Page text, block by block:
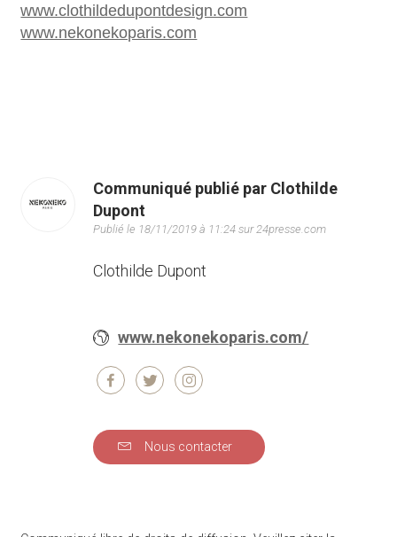
www.clothildedupontdesign.com
www.nekonekoparis.com
Communiqué publié par Clothilde
Dupont
Publié le 18/11/2019 à 11:24 sur 24presse.com
Clothilde Dupont
www.nekonekoparis.com/
Nous contacter